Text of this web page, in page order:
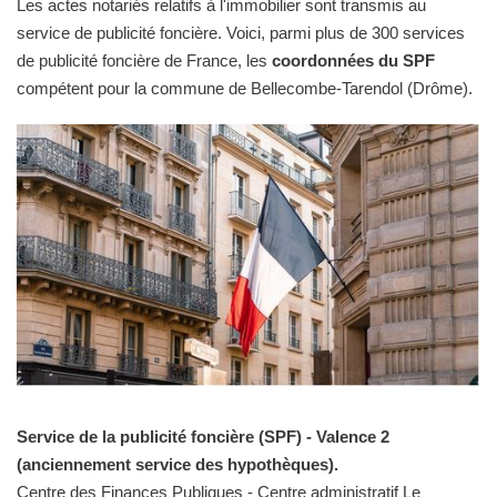
Les actes notariés relatifs à l'immobilier sont transmis au
service de publicité foncière. Voici, parmi plus de 300 services
de publicité foncière de France, les coordonnées du SPF
compétent pour la commune de Bellecombe-Tarendol (Drôme).
Service de la publicité foncière (SPF) - Valence 2
(anciennement service des hypothèques).
Centre des Finances Publiques - Centre administratif Le